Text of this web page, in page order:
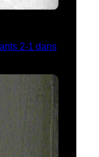
2-1 dans